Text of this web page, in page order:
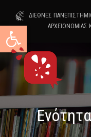
Ανοίξτε τη
content
ΔΙΕΘΝΕΣ